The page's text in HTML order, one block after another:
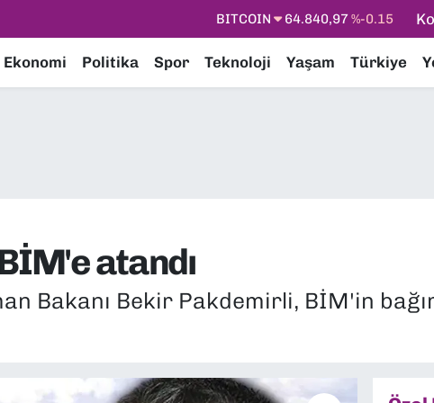
BITCOIN 64.840,97%-0.15
EURO
55,2510%0.32
Ekonomi Politika Spor Teknoloji Yaşam Türkiye
atandı
Bakanı Bekir Pakdemirli, BİM'in